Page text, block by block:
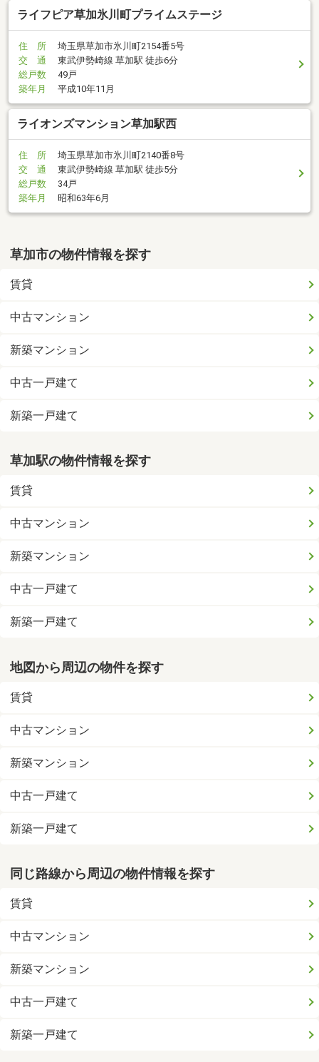
ライフピア草加氷川町プライムステージ
住 所
埼玉県草加市氷川町2154番5号
交 通
東武伊勢崎線 草加駅 徒歩6分
総戸数
49戸
築年月
平成10年11月
ライオンズマンション草加駅西
住 所
埼玉県草加市氷川町2140番8号
交 通
東武伊勢崎線 草加駅 徒歩5分
総戸数
34戸
築年月
昭和63年6月
草加市の物件情報を探す
賃貸
中古マンション
新築マンション
中古一戸建て
新築一戸建て
草加駅の物件情報を探す
賃貸
中古マンション
新築マンション
中古一戸建て
新築一戸建て
地図から周辺の物件を探す
賃貸
中古マンション
新築マンション
中古一戸建て
新築一戸建て
同じ路線から周辺の物件情報を探す
賃貸
中古マンション
新築マンション
中古一戸建て
新築一戸建て